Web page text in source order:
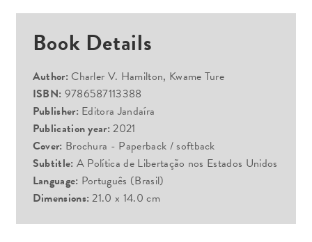
Book Details
Author: Charler V. Hamilton, Kwame Ture
ISBN: 9786587113388
Publisher: Editora Jandaíra
Publication year:2021
Cover: Brochura - Paperback / softback
Subtitle: A Política de Libertação nos Estados Unidos
Language: Português (Brasil)
Dimensions:21.0 x 14.0 cm